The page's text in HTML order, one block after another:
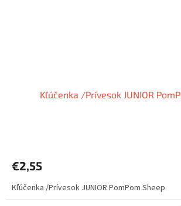
Kľúčenka /Prívesok JUNIOR
€2,55
Kľúčenka /Prívesok JUNIOR PomPom Sheep